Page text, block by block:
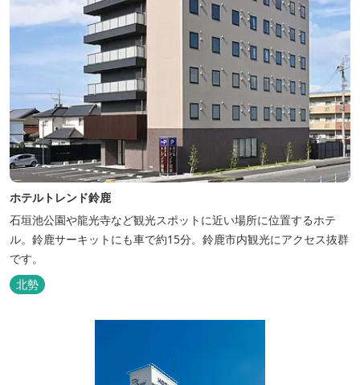
ホテルトレンド鈴鹿
石垣池公園や龍光寺など観光スポットに近い場所に位置するホテ
ル。鈴鹿サーキットにも車で約15分。鈴鹿市内観光にアクセス抜群
です。
北勢